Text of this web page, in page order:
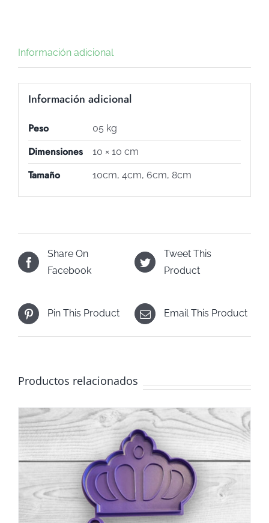
Información adicional
Información adicional
Peso 05 kg
Dimensiones 10 × 10 cm
Tamaño 10cm, 4cm, 6cm, 8cm
Share On
Facebook
Tweet This
Product
Pin This Product Email This Product
Productos relacionados